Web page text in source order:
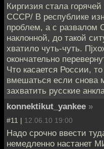
Киргизия стала
СССР/ В республике
проблем, а с развалом
наклонной, до такой
хватило чуть-чуть.
окончательно
Что касается России,
вмешаться если снова
захватить русские
konnektikut_yankee »
#11 | 12.06.10 19:00
Надо срочно ввести
немедленно настанет